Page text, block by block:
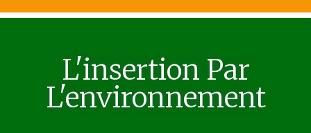
L'insertion Par
L'environnement